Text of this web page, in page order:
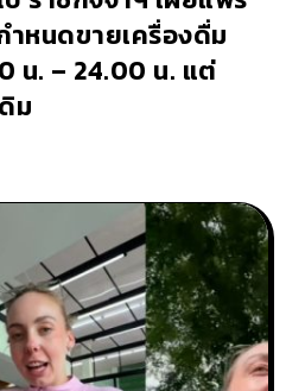
ำหนดขายเครื่องดื่ม
น. – 24.00 น. แต่
ม